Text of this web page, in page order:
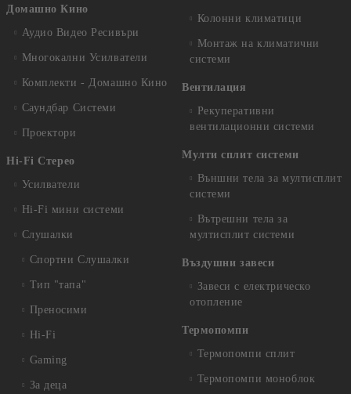
Домашно Кино
Аудио Видео Рeсивъри
Многокални Усилватели
Комплекти - Домашно Кино
Саундбар Системи
Проектори
Hi-Fi Стерео
Усилватели
Hi-Fi мини системи
Слушалки
Спортни Слушалки
Тип "тапа"
Преносими
Hi-Fi
Gaming
За деца
Колонни климатици
Монтаж на климатични
системи
Вентилация
Рекуперативни
вентилационни системи
Мулти сплит системи
Външни тела за мултисплит
системи
Вътрешни тела за
мултисплит системи
Въздушни завеси
Завеси с електрическо
отопление
Термопомпи
Термопомпи сплит
Термопомпи моноблок